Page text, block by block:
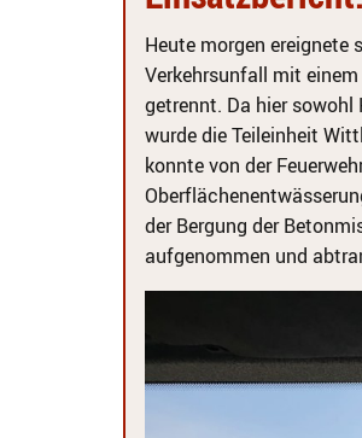
Heute morgen ereignete
Verkehrsunfall mit
getrennt. Da hier sowohl
wurde die Teileinheit
konnte von der
der Bergung der
aufgenommen und